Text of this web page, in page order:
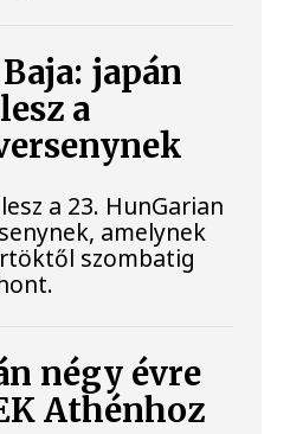
japán
a
a 23. HunGarian
amelynek
szombatig
négy évre
Athénhoz